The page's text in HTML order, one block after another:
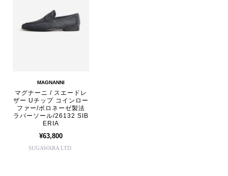
MAGNANNI
マグナーニ / スエードレ
ザー Uチップ コインロー
ファー/ボロネーゼ製法
ラバーソール/26132 SIB
ERIA
¥63,800
SUGAWARA LTD.